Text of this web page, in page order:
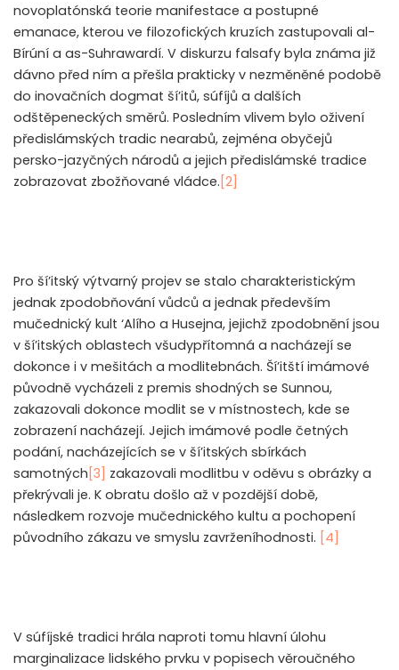
novoplatónská teorie manifestace a postupné
emanace, kterou ve filozofických kruzích zastupovali al-
Bírúní a as-Suhrawardí. V diskurzu falsafy byla známa již
dávno před ním a přešla prakticky v nezměněné podobě
do inovačních dogmat ší’itů, súfíjů a dalších
odštěpeneckých směrů. Posledním vlivem bylo oživení
předislámských tradic nearabů, zejména obyčejů
persko-jazyčných národů a jejich předislámské tradice
zobrazovat zbožňované vládce. [2]
Pro ší’itský výtvarný projev se stalo charakteristickým
jednak zpodobňování vůdců a jednak především
mučednický kult ‘Alího a Husejna, jejichž zpodobnění jsou
v ší’itských oblastech všudypřítomná a nacházejí se
dokonce i v mešitách a modlitebnách. Ší’itští imámové
původně vycházeli z premis shodných se Sunnou,
zakazovali dokonce modlit se v místnostech, kde se
zobrazení nacházejí. Jejich imámové podle četných
podání, nacházejících se v ší’itských sbírkách
samotných [3] zakazovali modlitbu v oděvu s obrázky a
překrývali je. K obratu došlo až v pozdější době,
následkem rozvoje mučednického kultu a pochopení
původního zákazu ve smyslu zavrženíhodnosti. [4]
V súfíjské tradici hrála naproti tomu hlavní úlohu
marginalizace lidského prvku v popisech věroučného